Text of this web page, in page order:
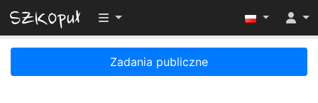
Przełącz widoczność menu
Zadania publiczne